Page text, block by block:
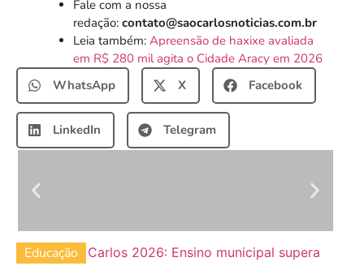
Fale com a nossa
redação: contato@saocarlosnoticias.com.br
Leia também: Apreensão de haxixe avaliada
em R$ 280 mil agita o Cidade Aracy em 2026
WhatsApp
X Facebook
LinkedIn Telegram
Educação